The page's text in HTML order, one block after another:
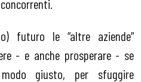
futuro le “altre aziende”
- e anche prosperare - se
giusto, per sfuggire